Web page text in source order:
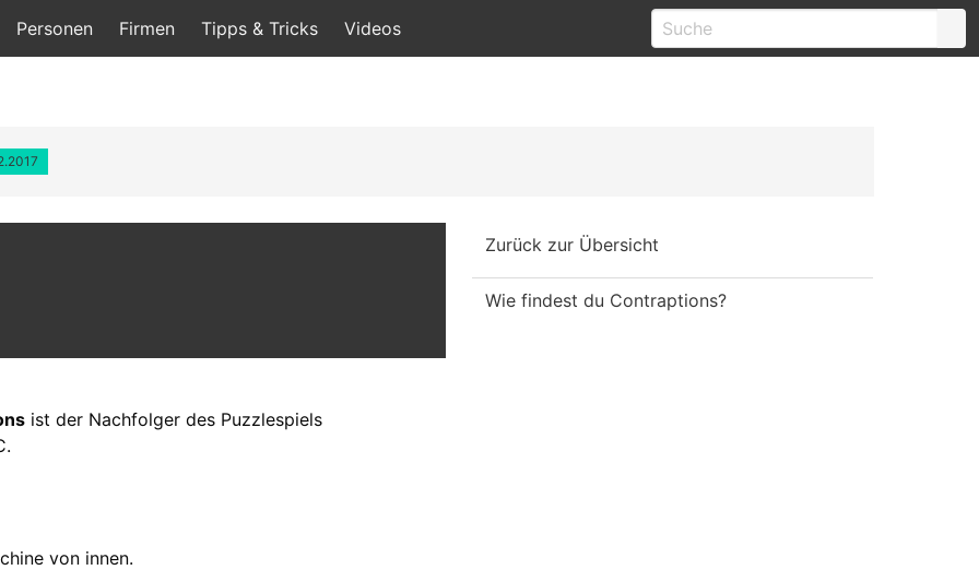
Personen Firmen Tipps & Tricks Videos
ist der Nachfolger des Puzzlespiels
von innen.
Zurück zur Übersicht
Wie findest du Contraptions?